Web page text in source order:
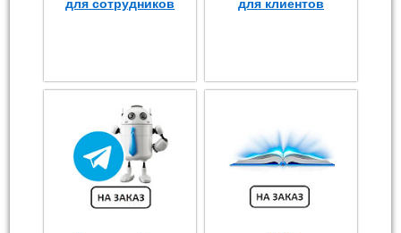
для сотрудников
для клиентов